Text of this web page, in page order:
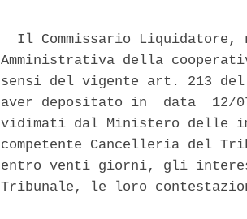
Il Commissario Liquidatore,
Amministrativa della
sensi del vigente art. 213 del
aver depositato in  data
vidimati dal Ministero delle
competente Cancelleria del
entro venti giorni, gli
Tribunale, le loro